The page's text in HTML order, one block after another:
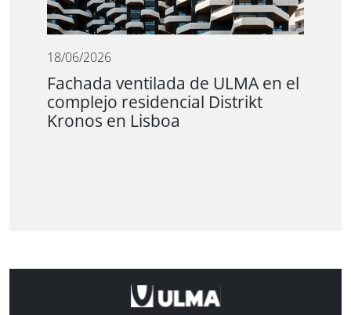
18/06/2026
Fachada ventilada de ULMA en el
complejo residencial Distrikt
Kronos en Lisboa